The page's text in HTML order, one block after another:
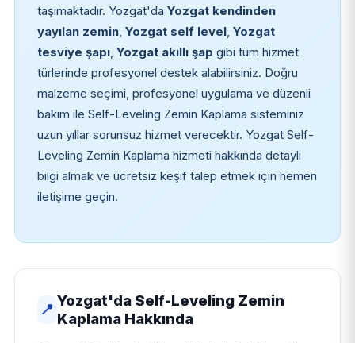
taşımaktadır. Yozgat'da Yozgat kendinden
yayılan zemin, Yozgat self level, Yozgat
tesviye şapı, Yozgat akıllı şap gibi tüm hizmet
türlerinde profesyonel destek alabilirsiniz. Doğru
malzeme seçimi, profesyonel uygulama ve düzenli
bakım ile Self-Leveling Zemin Kaplama sisteminiz
uzun yıllar sorunsuz hizmet verecektir. Yozgat Self-
Leveling Zemin Kaplama hizmeti hakkında detaylı
bilgi almak ve ücretsiz keşif talep etmek için hemen
iletişime geçin.
📍
Yozgat'da Self-Leveling Zemin
Kaplama Hakkında